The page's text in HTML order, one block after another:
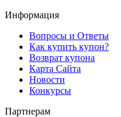
Информация
Вопросы и Ответы
Как купить купон?
Возврат купона
Карта Сайта
Новости
Конкурсы
Партнерам